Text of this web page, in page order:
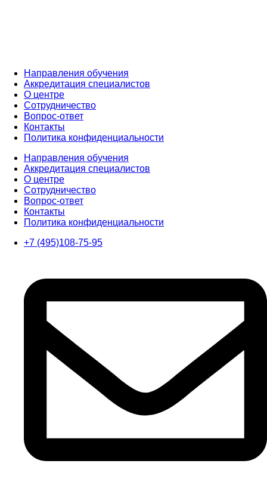
Направления обучения
Аккредитация специалистов
О центре
Сотрудничество
Вопрос-ответ
Контакты
Политика конфиденциальности
Направления обучения
Аккредитация специалистов
О центре
Сотрудничество
Вопрос-ответ
Контакты
Политика конфиденциальности
+7 (495)108-75-95